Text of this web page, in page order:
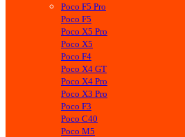
Poco F5 Pro
Poco F5
Poco X5 Pro
Poco X5
Poco F4
Poco X4 GT
Poco X4 Pro
Poco X3 Pro
Poco F3
Poco C40
Poco M5